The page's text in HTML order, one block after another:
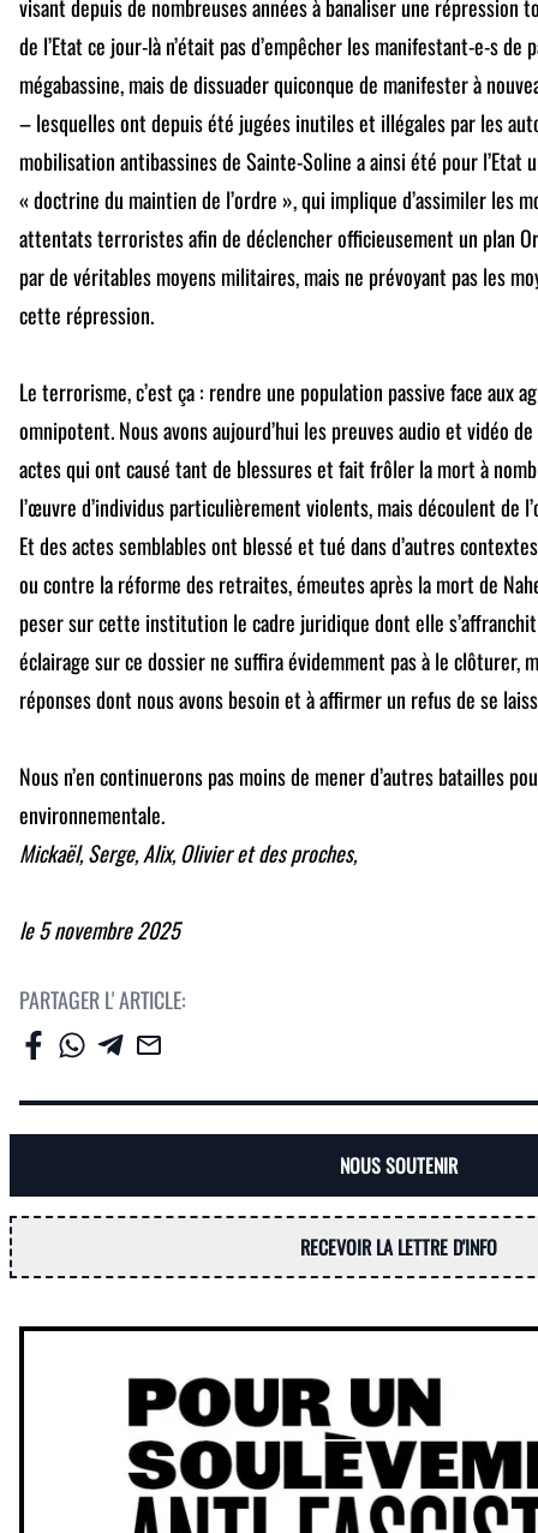
PARTAGER L' ARTICLE:
NOUS SOUTENIR
RECEVOIR LA LETTRE D'INFO
visant depuis de nombreuses années à banaliser une répression
de l’Etat ce jour-là n’était pas d’empêcher les manifestant-e-s
mégabassine, mais de dissuader quiconque de manifester à
– lesquelles ont depuis été jugées inutiles et illégales par les
mobilisation antibassines de Sainte-Soline a ainsi été pour l’Etat
« doctrine du maintien de l’ordre », qui implique d’assimiler les
attentats terroristes afin de déclencher officieusement un plan
par de véritables moyens militaires, mais ne prévoyant pas les
cette répression.
Le terrorisme, c’est ça : rendre une population passive face aux
omnipotent. Nous avons aujourd’hui les preuves audio et vidéo
actes qui ont causé tant de blessures et fait frôler la mort à
l’œuvre d’individus particulièrement violents, mais découlent de
Et des actes semblables ont blessé et tué dans d’autres
ou contre la réforme des retraites, émeutes après la mort de
peser sur cette institution le cadre juridique dont elle
éclairage sur ce dossier ne suffira évidemment pas à le clôturer,
réponses dont nous avons besoin et à affirmer un refus de se
Nous n’en continuerons pas moins de mener d’autres batailles
environnementale.
Mickaël, Serge, Alix, Olivier et des proches,
le 5 novembre 2025